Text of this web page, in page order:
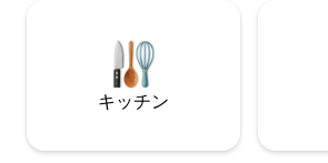
クなデザインと個性豊かな寝室からは、
内部の眺めが楽しめます。広々とした明
るい寝室。エアコン付き。 寝室2 135 cm
x 190 cmのシングルベッド1台、高品質の
ワードローブがあります。個性豊かなユ
キッチン